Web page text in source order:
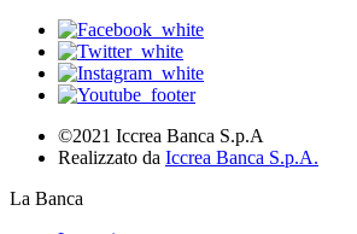
©2021 Iccrea Banca S.p.A
Realizzato da Iccrea Banca S.p.A.
La Banca